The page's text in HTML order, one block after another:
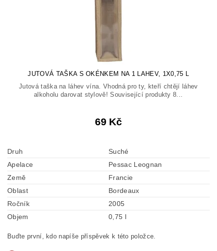
JUTOVÁ TAŠKA S OKÉNKEM NA 1 LAHEV, 1X0,75 L
Jutová taška na láhev vína. Vhodná pro ty, kteří chtějí láhev
alkoholu darovat stylově! Související produkty 8...
69 Kč
Druh
Suché
Apelace
Pessac Leognan
Země
Francie
Oblast
Bordeaux
Ročník
2005
Objem
0,75 l
Buďte první, kdo napíše příspěvek k této položce.